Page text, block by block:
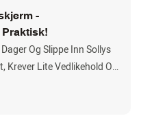
-
Og Slippe Inn Sollys
Krever Lite Vedlikehold Og
Næringsbygg!